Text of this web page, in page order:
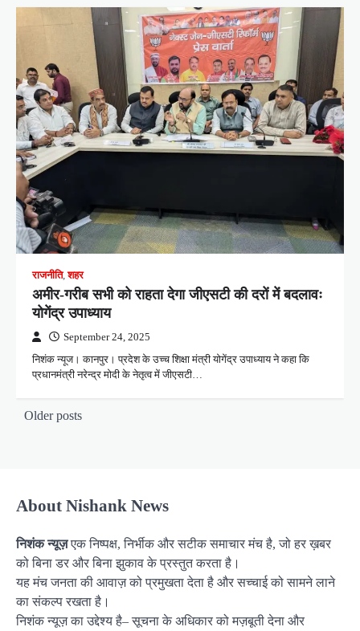
राजनीति,शहर
अमीर-गरीब सभी को राहता देगा जीएसटी की दरों में बदलावः
योगेंद्र उपाध्याय
September 24, 2025
निशंक न्यूज। कानपुर। प्रदेश के उच्च शिक्षा मंत्री योगेंद्र उपाध्याय ने कहा कि
प्रधानमंत्री नरेन्द्र मोदी के नेतृत्व में जीएसटी…
P
s
n
a
v
i
Older posts
About Nishank News
निशंक न्यूज़एक निष्पक्ष, निर्भीक और सटीक समाचार मंच है, जो हर ख़बर
को बिना डर और बिना झुकाव के प्रस्तुत करता है।
यह मंच जनता की आवाज़ को प्रमुखता देता है और सच्चाई को सामने लाने
का संकल्प रखता है।
निशंक न्यूज़ का उद्देश्य है– सूचना के अधिकार को मज़बूती देना और